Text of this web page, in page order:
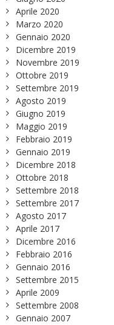
Aprile 2020
Marzo 2020
Gennaio 2020
Dicembre 2019
Novembre 2019
Ottobre 2019
Settembre 2019
Agosto 2019
Giugno 2019
Maggio 2019
Febbraio 2019
Gennaio 2019
Dicembre 2018
Ottobre 2018
Settembre 2018
Settembre 2017
Agosto 2017
Aprile 2017
Dicembre 2016
Febbraio 2016
Gennaio 2016
Settembre 2015
Aprile 2009
Settembre 2008
Gennaio 2007